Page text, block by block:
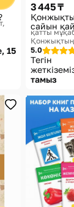
15
3 445 ₸
сайын
қатты
5.0
Тегін
тамыз